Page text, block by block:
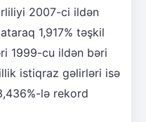
2007-ci ildən
1,917% təşkil
1999-cu ildən bəri
istiqraz gəlirləri isə
lə rekord